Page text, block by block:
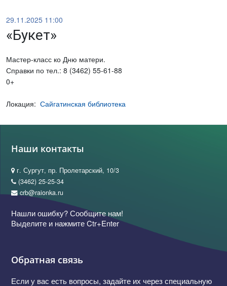
29.11.2025 11:00
«Букет»
Мастер-класс ко Дню матери.
Справки по тел.: 8 (3462) 55-61-88
0+
Локация: Сайгатинская библиотека
Наши контакты
г. Сургут, пр. Пролетарский, 10/3
(3462) 25-25-34
crb@raionka.ru
Нашли ошибку? Сообщите нам!
Выделите и нажмите Ctr+Enter
Обратная связь
Если у вас есть вопросы, задайте их через специальную